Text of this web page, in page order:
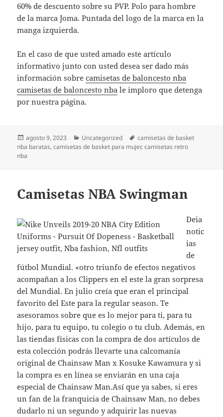
60% de descuento sobre su PVP. Polo para hombre
de la marca Joma. Puntada del logo de la marca en la
manga izquierda.
En el caso de que usted amado este artículo
informativo junto con usted desea ser dado más
información sobrecamisetas de baloncesto nba
camisetas de baloncesto nba le imploro que detenga
por nuestra página.
Publicado
el
agosto 9, 2023 Categorías
Uncategorized Etiquetas
camisetas de basket
nba baratas,camisetas de basket para mujer,camisetas retro
nba
Camisetas NBA Swingman
Deia
notic
ias
de
fútbol Mundial. «otro triunfo de efectos negativos
acompañan a los Clippers en el este la gran sorpresa
del Mundial. En julio creía que eran el principal
favorito del Este para la regular season. Te
asesoramos sobre que es lo mejor para ti, para tu
hijo, para tu equipo, tu colegio o tu club. Además, en
las tiendas físicas con la compra de dos artículos de
esta colección podrás llevarte una calcomanía
original de Chainsaw Man x Kosuke Kawamura y si
la compra es en línea se enviarán en una caja
especial de Chainsaw Man.Así que ya sabes, si eres
un fan de la franquicia de Chainsaw Man, no debes
dudarlo ni un segundo y adquirir las nuevas